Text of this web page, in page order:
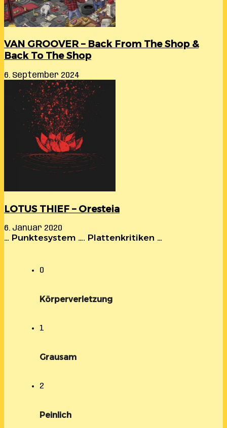
VAN GROOVER – Back From The Shop &
Back To The Shop
6. September 2024
LOTUS THIEF – Oresteia
6. Januar 2020
… Punktesystem …. Plattenkritiken …
0
Körperverletzung
1
Grausam
2
Peinlich